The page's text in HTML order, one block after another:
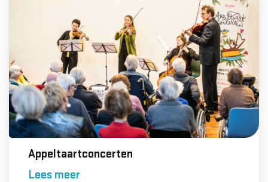
Appeltaartconcerten
Lees meer